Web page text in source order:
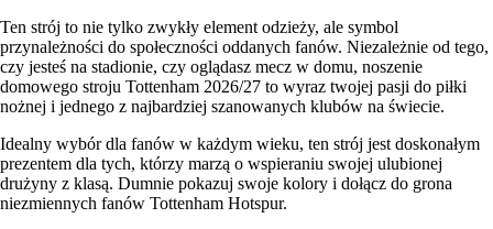
Ten strój to nie tylko zwykły element odzieży, ale symbol
przynależności do społeczności oddanych fanów. Niezależnie od tego,
czy jesteś na stadionie, czy oglądasz mecz w domu, noszenie
domowego stroju Tottenham 2026/27 to wyraz twojej pasji do piłki
nożnej i jednego z najbardziej szanowanych klubów na świecie.
Idealny wybór dla fanów w każdym wieku, ten strój jest doskonałym
prezentem dla tych, którzy marzą o wspieraniu swojej ulubionej
drużyny z klasą. Dumnie pokazuj swoje kolory i dołącz do grona
niezmiennych fanów Tottenham Hotspur.